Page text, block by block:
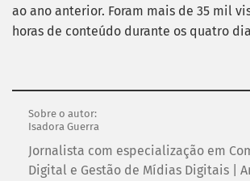
ao ano anterior. Foram mais de 35 mil
horas de conteúdo durante os quatro
Sobre o autor:
Isadora Guerra
Jornalista com especialização em
Digital e Gestão de Mídias Digitais |